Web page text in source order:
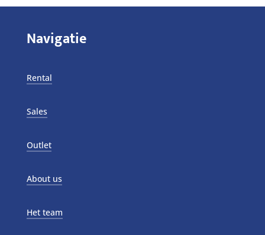
Navigatie
Rental
Sales
Outlet
About us
Het team